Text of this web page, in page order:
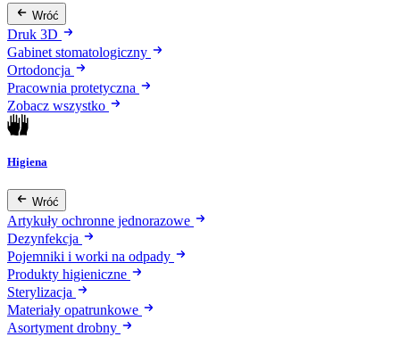
Wróć
Druk 3D
Gabinet stomatologiczny
Ortodoncja
Pracownia protetyczna
Zobacz wszystko
Higiena
Wróć
Artykuły ochronne jednorazowe
Dezynfekcja
Pojemniki i worki na odpady
Produkty higieniczne
Sterylizacja
Materiały opatrunkowe
Asortyment drobny